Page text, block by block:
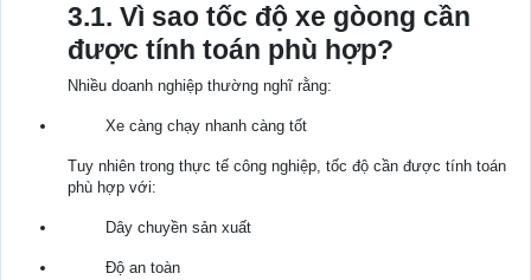
3.1. Vì sao tốc độ xe gòong cần
được tính toán phù hợp?
Nhiều doanh nghiệp thường nghĩ rằng:
Xe càng chạy nhanh càng tốt
Tuy nhiên trong thực tế công nghiệp, tốc độ cần được tính toán
phù hợp với:
Dây chuyền sản xuất
Độ an toàn